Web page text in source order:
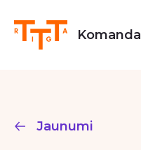
Komanda
Jaunumi